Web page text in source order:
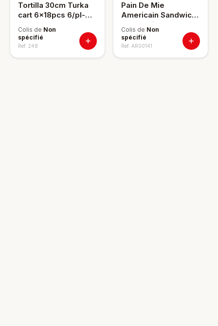
Tortilla 30cm Turka
cart 6x18pcs 6/pl-
Colis de Non
spécifié
Ref. 248
Pain De Mie
Americain Sandwich
Nature Bil's 460g
Colis de Non
spécifié
Ref. AR00141